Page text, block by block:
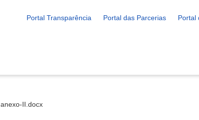
Portal Transparência Portal das Parcerias Portal
anexo-II.docx